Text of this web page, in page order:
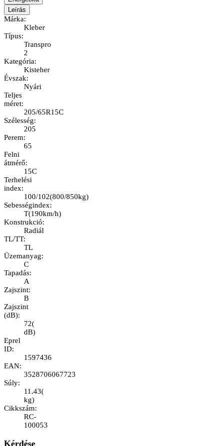
Leírás
Márka:
Kleber
Típus:
Transpro
2
Kategória:
Kisteher
Évszak:
Nyári
Teljes
méret:
205/65R15C
Szélesség:
205
Perem:
65
Felni
átmérő:
15C
Terhelési
index:
100/102(800/850kg)
Sebességindex:
T(190km/h)
Konstrukció:
Radiál
TL/TT:
TL
Üzemanyag:
C
Tapadás:
A
Zajszint:
B
Zajszint
(dB):
72(
dB)
Eprel
ID:
1597436
EAN:
3528706067723
Súly:
11.43(
kg)
Cikkszám:
RC-
100053
Kérdése